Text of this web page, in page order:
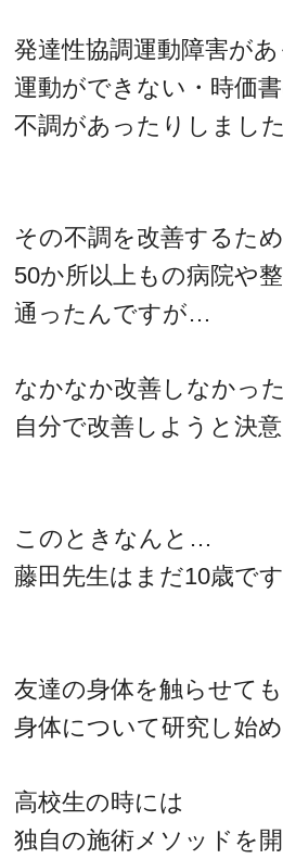
発達性協調運動障害が
運動ができない・時価
不調があったりしました
その不調を改善するため
50か所以上もの病院や
通ったんですが…
なかなか改善しなかった
自分で改善しようと決
このときなんと…
藤田先生はまだ10歳です
友達の身体を触らせて
身体について研究し始め
高校生の時には
独自の施術メソッドを開